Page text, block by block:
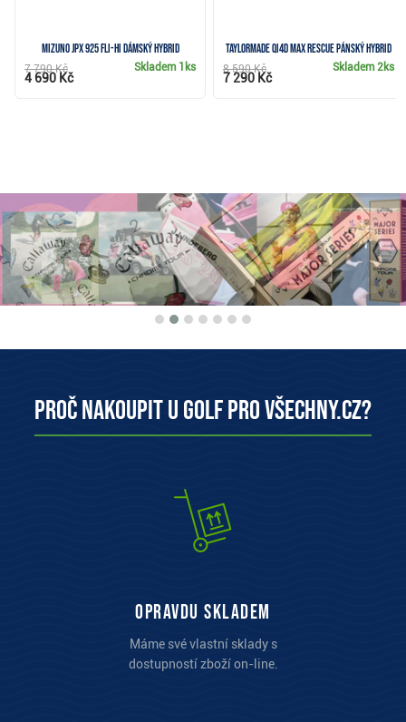
Mizuno JPX 925 Fli-Hi dámský hybrid
Skladem 1ks
7 790 Kč
4 690 Kč
TaylorMade Qi4D Max Rescue pánský hybrid
Skladem 2ks
8 590 Kč
7 290 Kč
Proč nakoupit u Golf pro všechny.cz?
opravdu skladem
Máme své vlastní sklady s
dostupností zboží on-line.